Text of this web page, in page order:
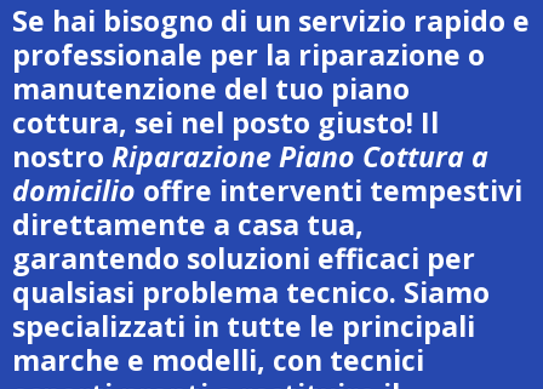
Se hai bisogno di un servizio rapido e
professionale per la riparazione o
manutenzione del tuo piano
cottura, sei nel posto giusto! Il
nostro Riparazione Piano Cottura a
domicilio offre interventi tempestivi
direttamente a casa tua,
garantendo soluzioni efficaci per
qualsiasi problema tecnico. Siamo
specializzati in tutte le principali
marche e modelli, con tecnici